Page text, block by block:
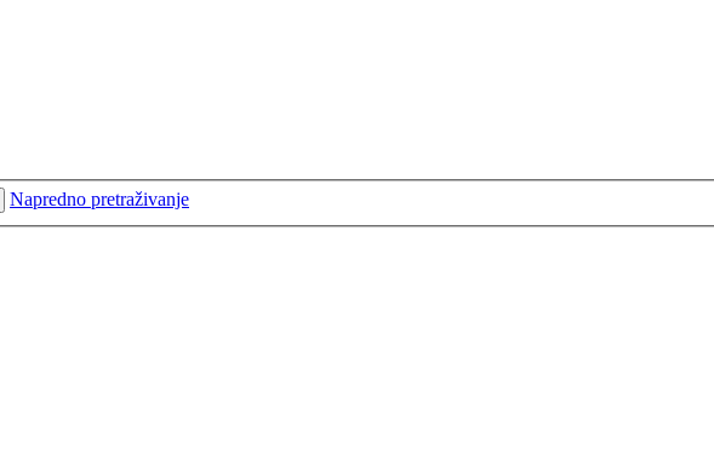
Napredno pretraživanje